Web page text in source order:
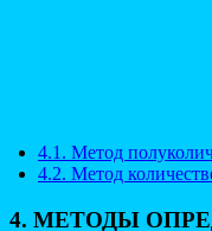
4.1. Метод
4.2. Метод
4. МЕТОДЫ